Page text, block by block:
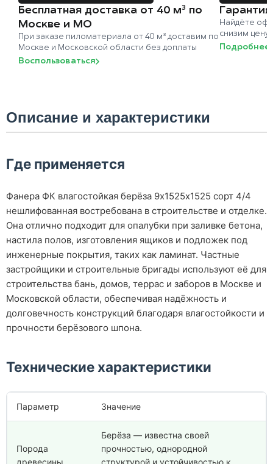
Бесплатная доставка от 40 м³ по
Москве и МО
При заказе пиломатериала от 40 м³ доставим по
Москве и Московской области без доплаты
Воспользоваться
Найдёте
снизим
Подробнее
Описание и характеристики
Где применяется
Фанера ФК влагостойкая берёза 9х1525х1525 сорт 4/4
нешлифованная востребована в строительстве и отделке.
Она отлично подходит для опалубки при заливке бетона,
настила полов, изготовления ящиков и подложек под
инженерные покрытия, таких как ламинат. Частные
застройщики и строительные бригады используют её для
строительства бань, домов, террас и заборов в Москве и
Московской области, обеспечивая надёжность и
долговечность конструкций благодаря влагостойкости и
прочности берёзового шпона.
Технические характеристики
Параметр Значение
Порода
Берёза — известна своей
прочностью, однородной